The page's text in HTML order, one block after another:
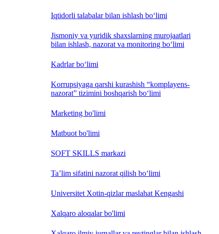
Iqtidorli talabalar bilan ishlash bo‘limi
Jismoniy va yuridik shaxslarning murojaatlari
bilan ishlash, nazorat va monitoring bo‘limi
Kadrlar bo‘limi
Korrupsiyaga qarshi kurashish “komplayens-
nazorat” tizimini boshqarish bo‘limi
Marketing bo'limi
Matbuot bo'limi
SOFT SKILLS markazi
Ta’lim sifatini nazorat qilish bo‘limi
Universitet Xotin-qizlar maslahat Kengashi
Xalqaro aloqalar bo'limi